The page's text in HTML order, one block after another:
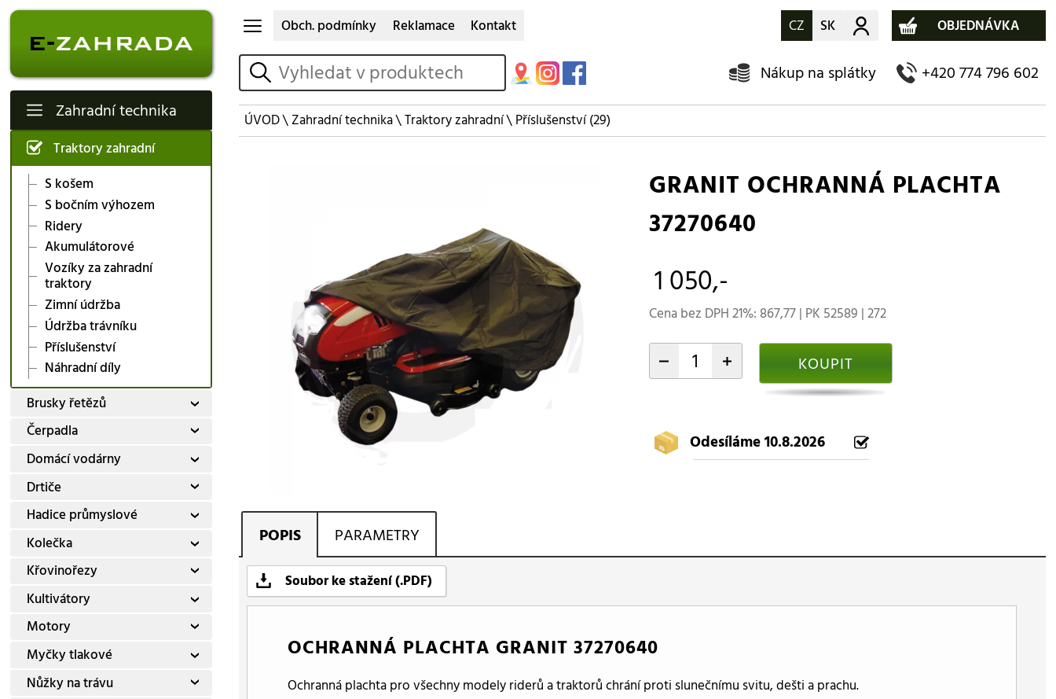
Zahradní technika
Traktory zahradní
S košem
S bočním výhozem
Ridery
Akumulátorové
Vozíky za zahradní
traktory
Zimní údržba
Údržba trávníku
Příslušenství
Náhradní díly
Brusky řetězů
Čerpadla
Domácí vodárny
Drtiče
Hadice průmyslové
Kolečka
Křovinořezy
Kultivátory
Motory
Myčky tlakové
Nůžky na trávu
Obch. podmínky Reklamace Kontakt CZ SK Můj účet OBJEDNÁVKA
vyhledat Nákup na splátky +420 774 796 602
ÚVOD\Zahradní technika\Traktory zahradní\Příslušenství(29)
GRANIT OCHRANNÁ PLACHTA
37270640
1 050,-
Cena bez DPH 21%: 867,77 | PK 52589 | 272
- + KOUPIT
Odesíláme 10.8.2026
POPIS PARAMETRY
Soubor ke stažení (.PDF)
OCHRANNÁ PLACHTA GRANIT 37270640
Ochranná plachta pro všechny modely riderů a traktorů chrání proti slunečnímu svitu, dešti a prachu.